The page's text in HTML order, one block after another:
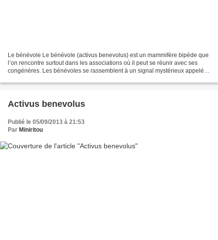
Le bénévole Le bénévole (activus benevolus) est un mammifère bipède que
l’on rencontre surtout dans les associations où il peut se réunir avec ses
congénères. Les bénévoles se rassemblent à un signal mystérieux appelé «
Activus benevolus
Publié le 05/09/2013 à 21:53
Par Miniritou